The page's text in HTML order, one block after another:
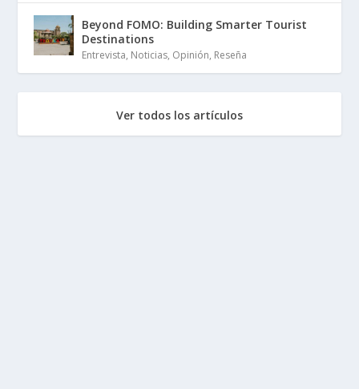
Beyond FOMO: Building Smarter Tourist
Destinations
Entrevista, Noticias, Opinión, Reseña
Ver todos los artículos